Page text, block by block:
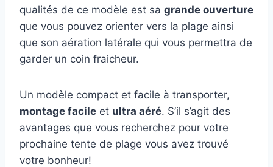
qualités de ce modèle est sa grande ouverture
que vous pouvez orienter vers la plage ainsi
que son aération latérale qui vous permettra de
garder un coin fraicheur.
Un modèle compact et facile à transporter,
montage facile et ultra aéré. S’il s’agit des
avantages que vous recherchez pour votre
prochaine tente de plage vous avez trouvé
votre bonheur!